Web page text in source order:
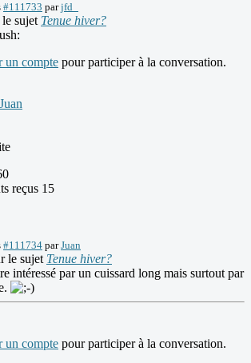
#111733 parjfd_
le sujet Tenue hiver?
un compte pour participer à la conversation.
reçus 15
#111734 parJuan
le sujet Tenue hiver?
intéressé par un cuissard long mais surtout par
un compte pour participer à la conversation.